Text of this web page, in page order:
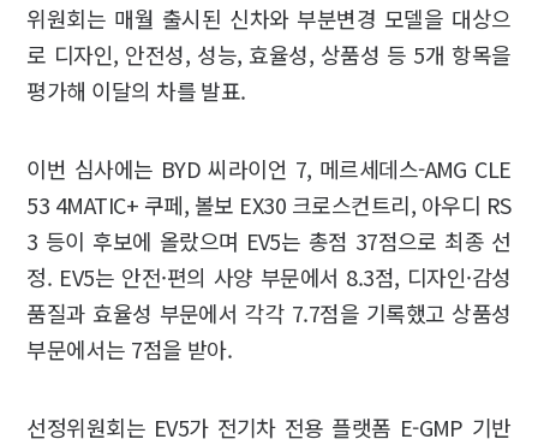
위원회는 매월 출시된 신차와 부분변경 모델을 대상으
로 디자인, 안전성, 성능, 효율성, 상품성 등 5개 항목을
평가해 이달의 차를 발표.
이번 심사에는 BYD 씨라이언 7, 메르세데스-AMG CLE
53 4MATIC+ 쿠페, 볼보 EX30 크로스컨트리, 아우디 RS
3 등이 후보에 올랐으며 EV5는 총점 37점으로 최종 선
정. EV5는 안전·편의 사양 부문에서 8.3점, 디자인·감성
품질과 효율성 부문에서 각각 7.7점을 기록했고 상품성
부문에서는 7점을 받아.
선정위원회는 EV5가 전기차 전용 플랫폼 E-GMP 기반